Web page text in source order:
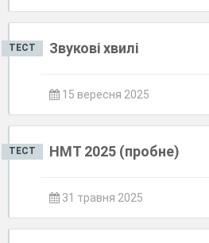
ТЕСТ Звукові хвилі
15 вересня 2025
ТЕСТ НМТ 2025 (пробне)
31 травня 2025